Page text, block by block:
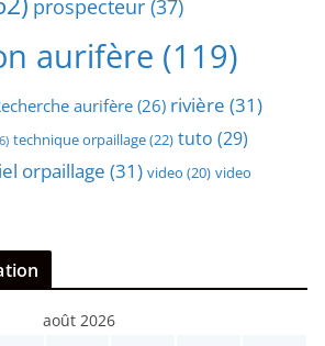
prospecteur (37)
aurifère (119)
aurifère(26) rivière (31)
technique orpaillage(22) tuto (29)
orpaillage (31) video (20) video
août 2026